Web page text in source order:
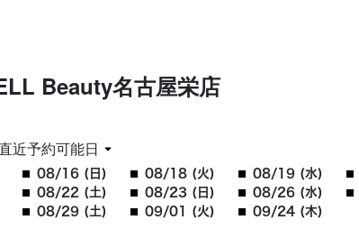
Beauty名古屋栄店
近予約可能日
08/16 (日) 08/18 (火) 08/19 (水)
08/22 (土) 08/23 (日) 08/26 (水)
08/29 (土) 09/01 (火) 09/24 (木)